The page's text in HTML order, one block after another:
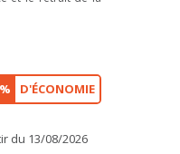
D'ÉCONOMIE
du 13/08/2026